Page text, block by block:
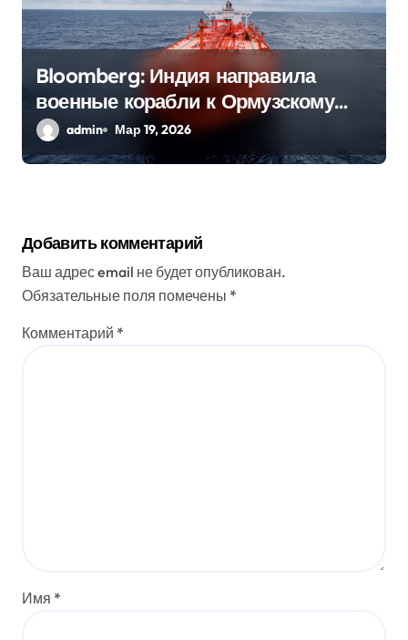
Bloomberg: Индия направила
военные корабли к Ормузскому
проливу
admin Мар 19, 2026
Добавить комментарий
Ваш адрес email не будет опубликован.
Обязательные поля помечены *
Комментарий *
Имя *